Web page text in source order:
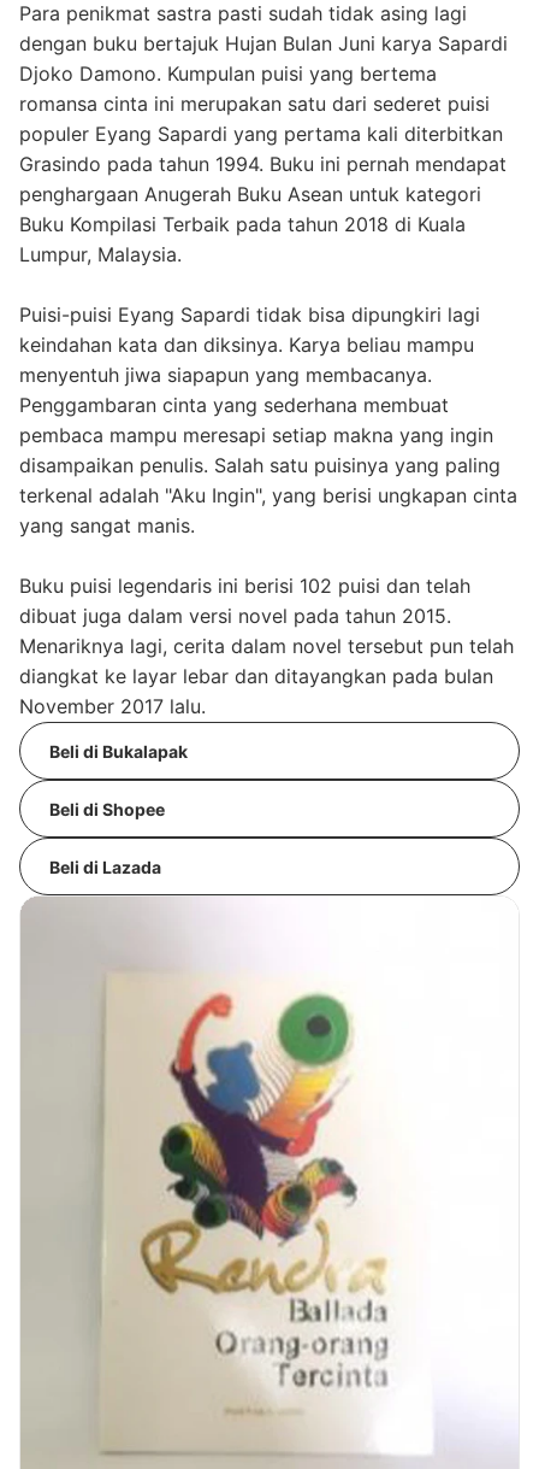
Para penikmat sastra pasti sudah tidak asing lagi
dengan buku bertajuk Hujan Bulan Juni karya Sapardi
Djoko Damono. Kumpulan puisi yang bertema
romansa cinta ini merupakan satu dari sederet puisi
populer Eyang Sapardi yang pertama kali diterbitkan
Grasindo pada tahun 1994. Buku ini pernah mendapat
penghargaan Anugerah Buku Asean untuk kategori
Buku Kompilasi Terbaik pada tahun 2018 di Kuala
Lumpur, Malaysia.
Puisi-puisi Eyang Sapardi tidak bisa dipungkiri lagi
keindahan kata dan diksinya. Karya beliau mampu
menyentuh jiwa siapapun yang membacanya.
Penggambaran cinta yang sederhana membuat
pembaca mampu meresapi setiap makna yang ingin
disampaikan penulis. Salah satu puisinya yang paling
terkenal adalah "Aku Ingin", yang berisi ungkapan cinta
yang sangat manis.
Buku puisi legendaris ini berisi 102 puisi dan telah
dibuat juga dalam versi novel pada tahun 2015.
Menariknya lagi, cerita dalam novel tersebut pun telah
diangkat ke layar lebar dan ditayangkan pada bulan
November 2017 lalu.
Beli di Bukalapak
Beli di Shopee
Beli di Lazada